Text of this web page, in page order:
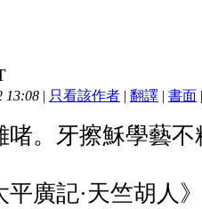
13:08 | 只看該作者 | 翻譯 | 書面
啫。牙擦穌學藝
平廣記·天竺胡人